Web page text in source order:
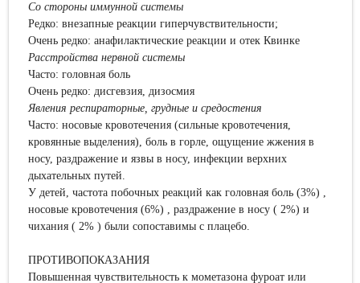
Со стороны иммунной системы
Редко: внезапные реакции гиперчувствительности;
Очень редко: анафилактические реакции и отек Квинке
Расстройства нервной системы
Часто: головная боль
Очень редко: дисгевзия, дизосмия
Явления респираторные, грудные и средостения
Часто: носовые кровотечения (сильные кровотечения,
кровянные выделения), боль в горле, ощущение жжения в
носу, раздражение и язвы в носу, инфекции верхних
дыхательных путей.
У детей, частота побочных реакций как головная боль (3%) ,
носовые кровотечения (6%) , раздражение в носу ( 2%) и
чихания ( 2% ) были сопоставимы с плацебо.
ПРОТИВОПОКАЗАНИЯ
Повышенная чувствительность к мометазона фуроат или